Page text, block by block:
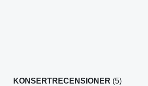
KONSERTRECENSIONER (5)